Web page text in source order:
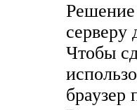
серверу
Чтобы
браузер